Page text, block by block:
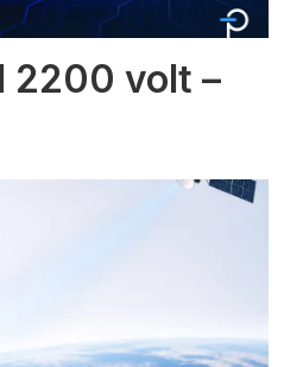
2200 volt –